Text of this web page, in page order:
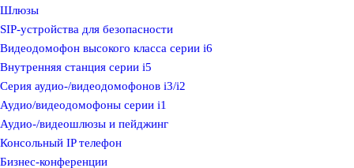
Шлюзы
SIP-устройства для безопасности
Видеодомофон высокого класса серии i6
Внутренняя станция серии i5
Серия аудио-/видеодомофонов i3/i2
Аудио/видеодомофоны серии i1
Аудио-/видеошлюзы и пейджинг
Консольный IP телефон
Бизнес-конференции